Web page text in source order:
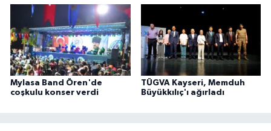
Mylasa Band Ören'de
coşkulu konser verdi
TÜGVA Kayseri, Memduh
Büyükkılıç'ı ağırladı